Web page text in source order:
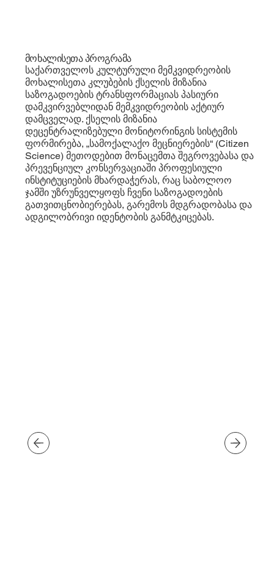
მოხალისეთა პროგრამა
საქართველოს კულტურული მემკვიდრეობის
მოხალისეთა კლუბების ქსელის მიზანია
საზოგადოების ტრანსფორმაციას პასიური
დამკვირვებლიდან მემკვიდრეობის აქტიურ
დამცველად. ქსელის მიზანია
დეცენტრალიზებული მონიტორინგის სისტემის
ფორმირება, „სამოქალაქო მეცნიერების“ (Citizen
Science) მეთოდებით მონაცემთა შეგროვებასა და
პრევენციულ კონსერვაციაში პროფესიული
ინსტიტუციების მხარდაჭერას, რაც საბოლოო
ჯამში უზრუნველყოფს ჩვენი საზოგადოების
გათვითცნობიერებას, გარემოს მდგრადობასა და
ადგილობრივი იდენტობის განმტკიცებას.